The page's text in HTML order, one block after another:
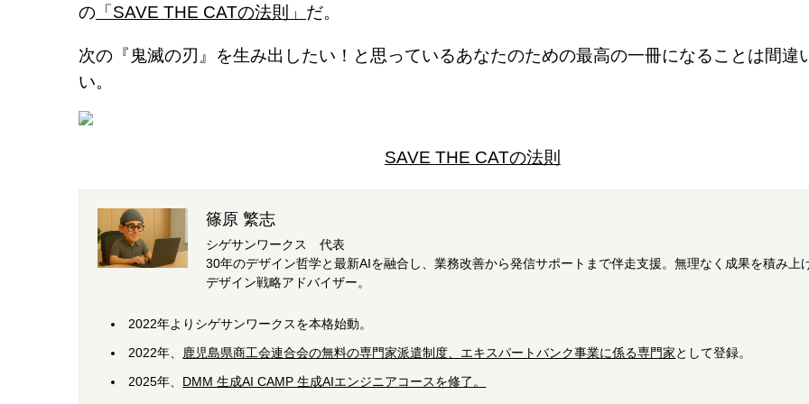
の 「SAVE THE CATの法則」 だ。
次の『鬼滅の刃』を生み出したい！と思っているあなたのための最高の一冊になることは間違
い。
SAVE THE CATの法則
篠原 繁志
シゲサンワークス 代表
30年のデザイン哲学と最新AIを融合し、業務改善から発信サポートまで伴走支援。無理なく成果を積み上
デザイン戦略アドバイザー。
2022年よりシゲサンワークスを本格始動。
2022年、 鹿児島県商工会連合会の無料の専門家派遣制度、エキスパートバンク事業に係る専門家として登録。
2025年、 DMM 生成AI CAMP 生成AIエンジニアコースを修了。